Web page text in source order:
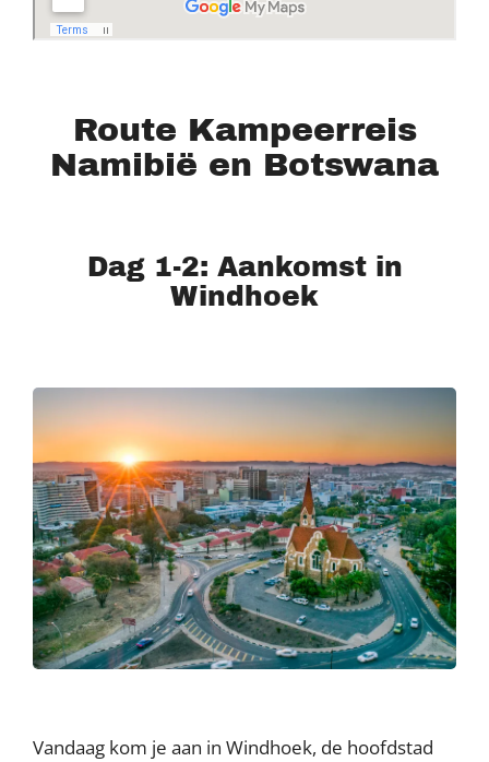
Route Kampeerreis
Namibië en Botswana
Dag 1-2: Aankomst in
Windhoek
Vandaag kom je aan in Windhoek, de hoofdstad